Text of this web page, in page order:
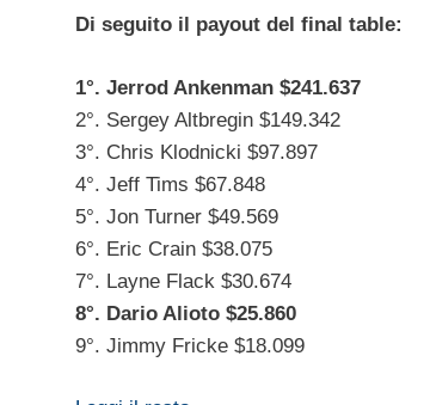
Di seguito il payout del final table:
1°. Jerrod Ankenman $241.637
2°. Sergey Altbregin $149.342
3°. Chris Klodnicki $97.897
4°. Jeff Tims $67.848
5°. Jon Turner $49.569
6°. Eric Crain $38.075
7°. Layne Flack $30.674
8°. Dario Alioto $25.860
9°. Jimmy Fricke $18.099